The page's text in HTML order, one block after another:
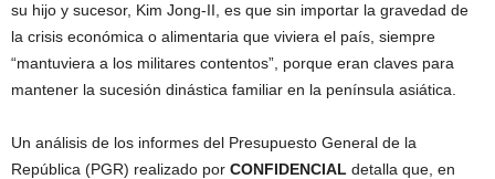
su hijo y sucesor, Kim Jong-II, es que sin importar la gravedad de
la crisis económica o alimentaria que viviera el país, siempre
“mantuviera a los militares contentos”, porque eran claves para
mantener la sucesión dinástica familiar en la península asiática.
Un análisis de los informes del Presupuesto General de la
República (PGR) realizado por CONFIDENCIAL detalla que, en